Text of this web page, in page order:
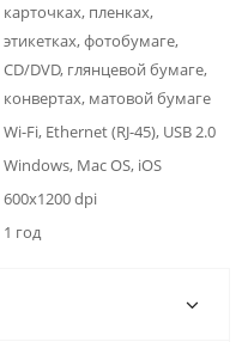
карточках, пленках,
этикетках, фотобумаге,
CD/DVD, глянцевой бумаге,
конвертах, матовой бумаге
Wi-Fi, Ethernet (RJ-45), USB 2.0
Windows, Mac OS, iOS
600x1200 dpi
1 год